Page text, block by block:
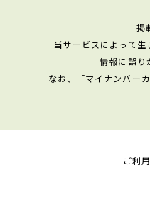
掲
当サービスによって生
情報に誤り
なお、「マイナンバー
ご利